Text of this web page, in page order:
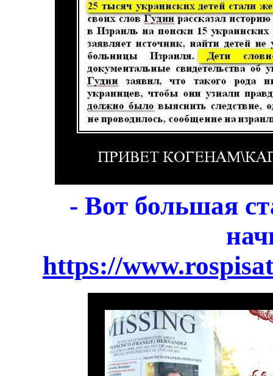
- Вот большая
https://